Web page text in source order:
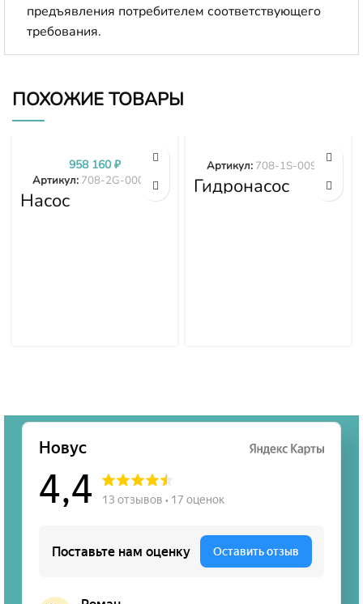
предъявления потребителем соответствующего
требования.
ПОХОЖИЕ ТОВАРЫ
Насос
гидравлики
Артикул: 708-2G-00024
958 160₽
Гидронасос
вентилятора
Артикул: 708-1S-00970